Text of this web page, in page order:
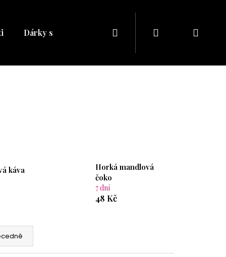
Dárky s naším potiskem Dárkové balíčky
Přihlášení
káva
Horká mandlová
čoko
7 dní
48 Kč
1 KG